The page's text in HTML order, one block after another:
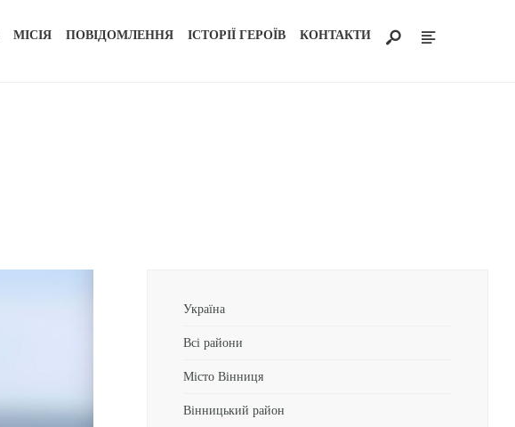
МІСІЯ ПОВІДОМЛЕННЯ ІСТОРІЇ ГЕРОЇВ КОНТАКТИ
Україна
Всі райони
Місто Вінниця
Вінницький район